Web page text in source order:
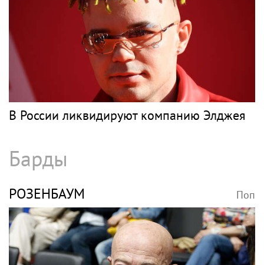
В России ликвидируют компанию Элджея
Барды
РОЗЕНБАУМ Поп